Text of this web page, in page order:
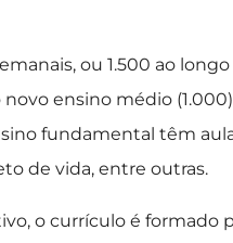
ou 1.500 ao
ensino médio
fundamental têm
de vida, entre outras.
o currículo é formado